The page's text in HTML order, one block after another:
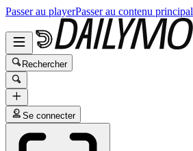
Passer au playerPasser au contenu principal
Rechercher
Se connecter